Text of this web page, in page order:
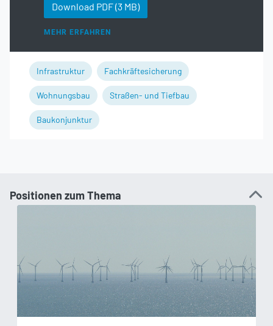
Download PDF(3 MB)
MEHR ERFAHREN
Infrastruktur Fachkräftesicherung
Wohnungsbau Straßen- und Tiefbau
Baukonjunktur
Positionen zum Thema